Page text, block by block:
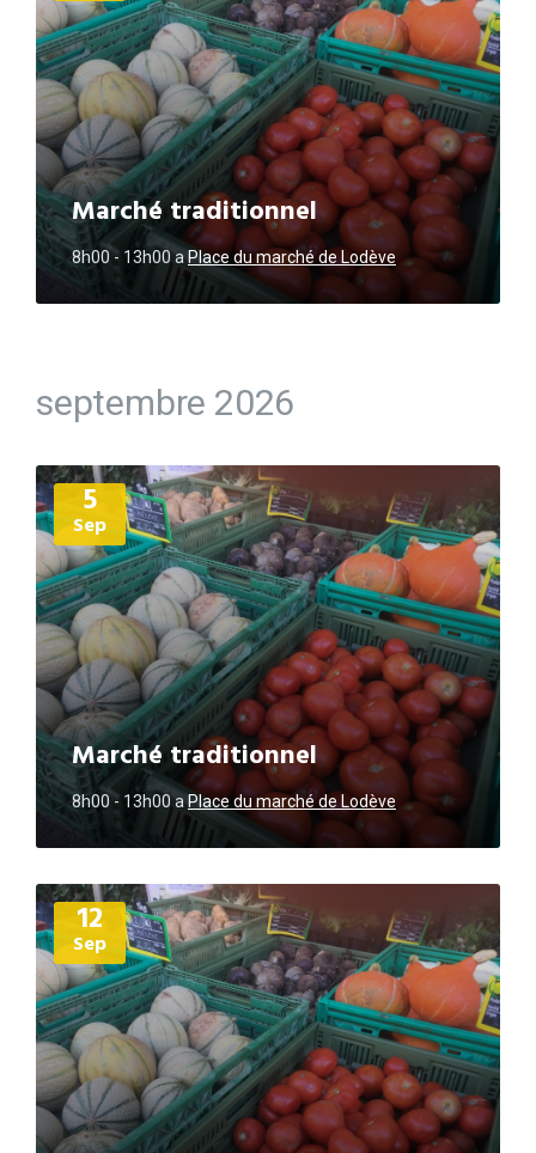
Marché traditionnel
8h00 - 13h00aPlace du marché de Lodève
septembre 2026
5
Sep
Marché traditionnel
8h00 - 13h00aPlace du marché de Lodève
Plus
d'informations
12
Sep
Plus
d'informations